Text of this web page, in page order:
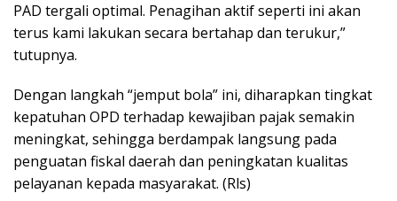
PAD tergali optimal. Penagihan aktif seperti ini akan
terus kami lakukan secara bertahap dan terukur,”
tutupnya.
Dengan langkah “jemput bola” ini, diharapkan tingkat
kepatuhan OPD terhadap kewajiban pajak semakin
meningkat, sehingga berdampak langsung pada
penguatan fiskal daerah dan peningkatan kualitas
pelayanan kepada masyarakat. (Rls)